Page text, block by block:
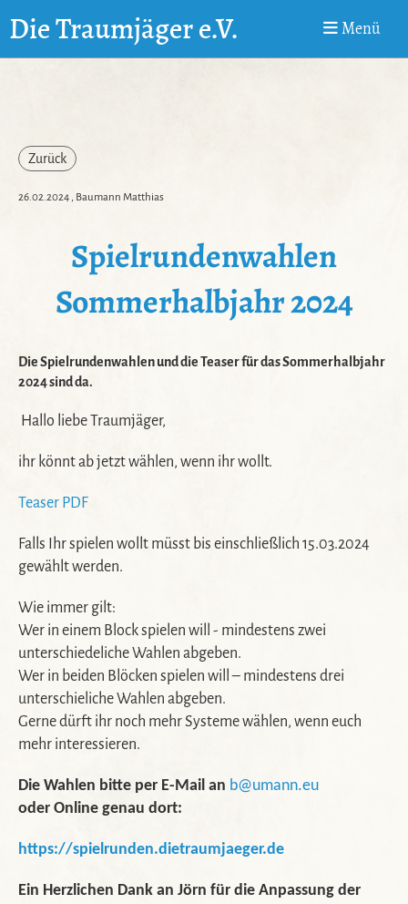
Die Traumjäger e.V. Menü
Zurück
26.02.2024 , Baumann Matthias
Spielrundenwahlen
Sommerhalbjahr 2024
Die Spielrundenwahlen und die Teaser für das Sommerhalbjahr
2024 sind da.
Hallo liebe Traumjäger,
ihr könnt ab jetzt wählen, wenn ihr wollt.
Teaser PDF
Falls Ihr spielen wollt müsst bis einschließlich 15.03.2024
gewählt werden.
Wie immer gilt:
Wer in einem Block spielen will - mindestens zwei
unterschiedeliche Wahlen abgeben.
Wer in beiden Blöcken spielen will – mindestens drei
unterschieliche Wahlen abgeben.
Gerne dürft ihr noch mehr Systeme wählen, wenn euch
mehr interessieren.
Die Wahlen bitte per E-Mail an b@umann.eu
oder Online genau dort:
https://spielrunden.dietraumjaeger.de
Ein Herzlichen Dank an Jörn für die Anpassung der